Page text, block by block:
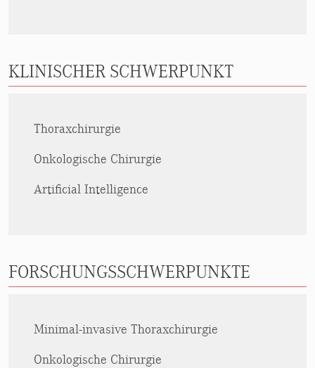
KLINISCHER SCHWERPUNKT
Thoraxchirurgie
Onkologische Chirurgie
Artificial Intelligence
FORSCHUNGSSCHWERPUNKTE
Minimal-invasive Thoraxchirurgie
Onkologische Chirurgie